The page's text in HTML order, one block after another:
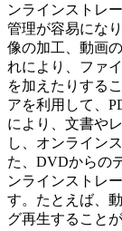
ンラインストレ
管理が容易にな
像の加工、動画
れにより、ファ
を加えたりする
アを利用して、
により、文書や
し、オンライン
た、DVDからの
ンラインストレ
す。たとえば、
グ再生すること